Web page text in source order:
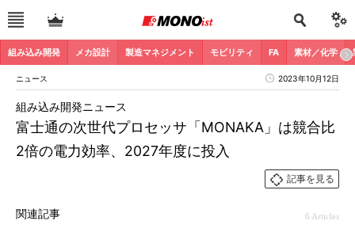
組み込み開発 メカ設計 製造マネジメント モビリティ FA 素材／化学
ニュース 2023年10月12日
富士通の次世代プロセッサ「MONAKA」は競合比
2倍の電力効率、2027年度に投入
組み込み開発ニュース
記事を見る
関連記事 6 Articles